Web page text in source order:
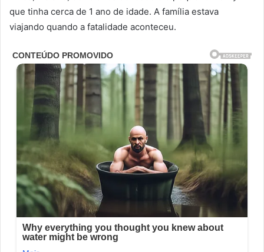
que tinha cerca de 1 ano de idade. A família estava
viajando quando a fatalidade aconteceu.